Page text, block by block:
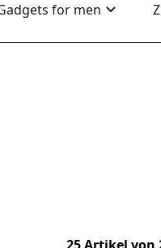
for men